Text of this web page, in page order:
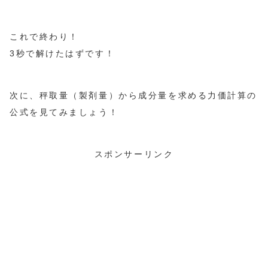
これで終わり！
3秒で解けたはずです！
次に、秤取量（製剤量）から成分量を求める力価計算の
公式を見てみましょう！
スポンサーリンク